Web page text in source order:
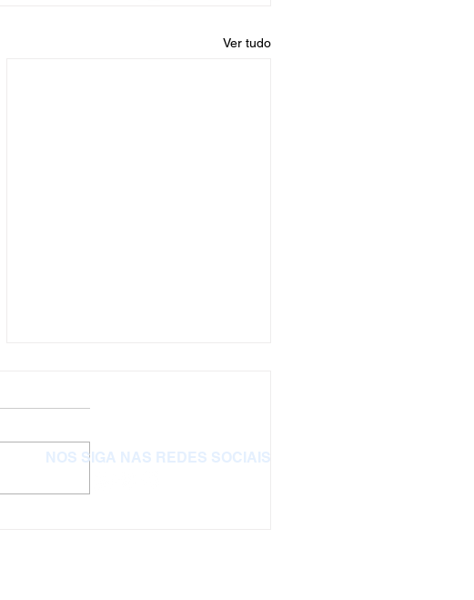
Ver tudo
NOS SIGA NAS REDES SOCIAIS